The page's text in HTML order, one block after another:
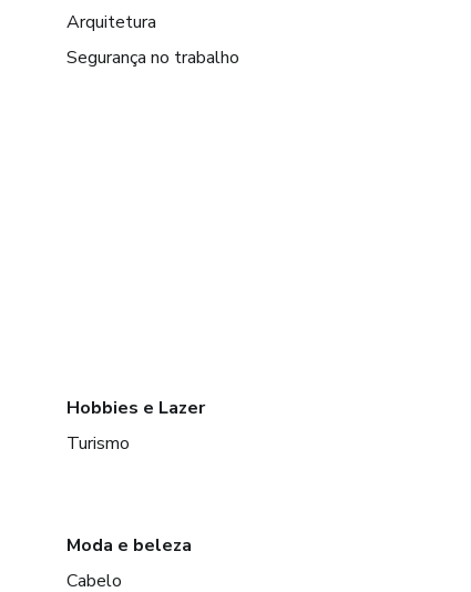
Arquitetura
Segurança no trabalho
Hobbies e Lazer
Turismo
Moda e beleza
Cabelo